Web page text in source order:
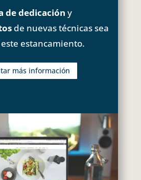
de dedicación y
de nuevas técnicas sea
estancamiento.
más información